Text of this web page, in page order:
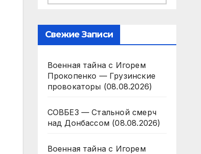
Свежие Записи
Военная тайна с Игорем
Прокопенко — Грузинские
провокаторы (08.08.2026)
СОВБЕЗ — Стальной смерч
над Донбассом (08.08.2026)
Военная тайна с Игорем